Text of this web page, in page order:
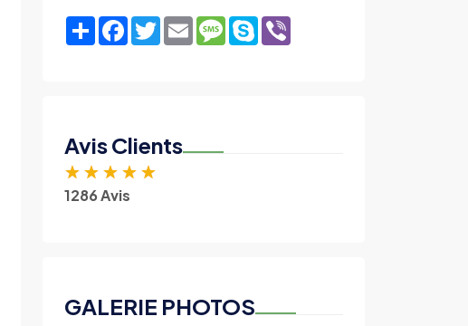
ShareFacebook
TwitterEmailMessage
Skype
Avis Clients
★ ★ ★ ★ ★
1286 Avis
GALERIE PHOTOS